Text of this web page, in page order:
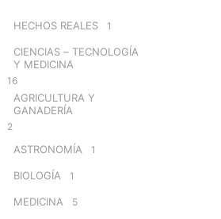
HECHOS REALES 1
CIENCIAS – TECNOLOGÍA
Y MEDICINA
16
AGRICULTURA Y
GANADERÍA
2
ASTRONOMÍA 1
BIOLOGÍA 1
MEDICINA 5